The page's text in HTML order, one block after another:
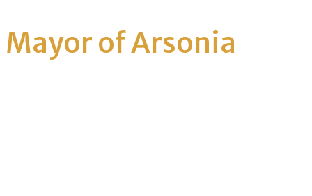
Mayor of Arsonia